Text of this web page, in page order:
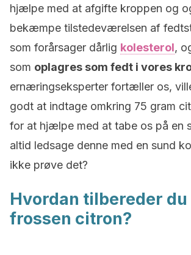
hjælpe med at afgifte kroppen og
bekæmpe tilstedeværelsen af
som forårsager dårlig kolesterol,
som oplagres som fedt i vores
ernæringseksperter fortæller os,
godt at indtage omkring 75 gram
for at hjælpe med at tabe os på en
altid ledsage denne med en sund
ikke prøve det?
Hvordan tilbereder du
frossen citron?